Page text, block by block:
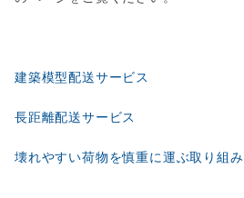
建築模型配送サービス
長距離配送サービス
壊れやすい荷物を慎重に運ぶ取り組み